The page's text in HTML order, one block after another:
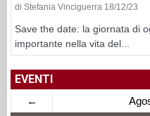
di Stefania Vinciguerra 18/12/23
Save the date: la giornata di
importante nella vita del...
EVENTI
←